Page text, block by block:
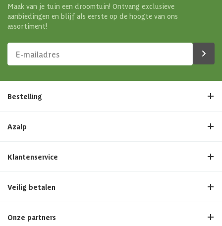
Maak van je tuin een droomtuin! Ontvang exclusieve
aanbiedingen en blijf als eerste op de hoogte van ons
assortiment!
Bestelling
Azalp
Klantenservice
Veilig betalen
Onze partners